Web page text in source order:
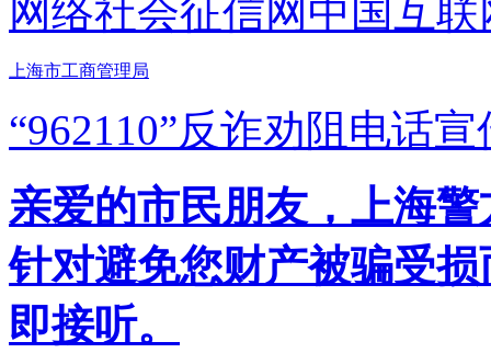
网络社会征信网 中国互
上海市工商管理局
“962110”反诈劝阻电话宣
亲爱的市民朋友，上海
针对避免您财产被骗受
即接听。